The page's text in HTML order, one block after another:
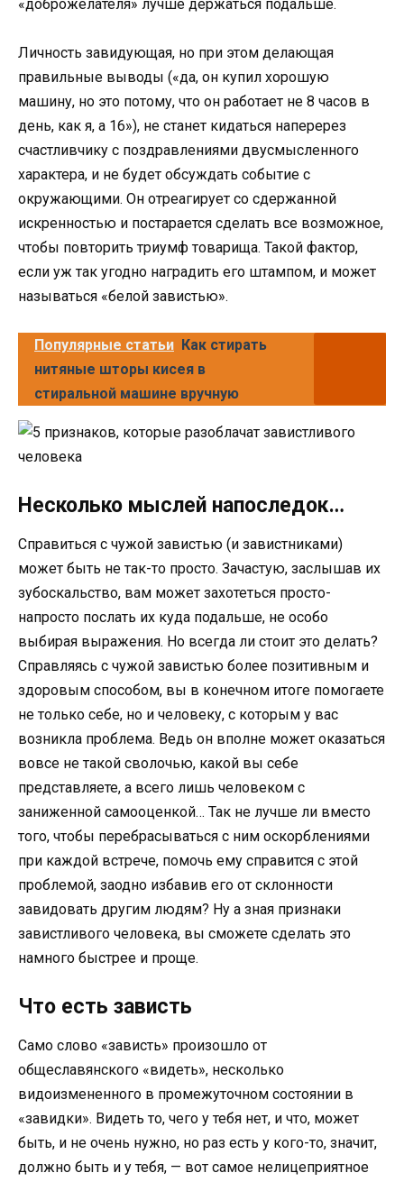
«доброжелателя» лучше держаться подальше.
Личность завидующая, но при этом делающая
правильные выводы («да, он купил хорошую
машину, но это потому, что он работает не 8 часов в
день, как я, а 16»), не станет кидаться наперерез
счастливчику с поздравлениями двусмысленного
характера, и не будет обсуждать событие с
окружающими. Он отреагирует со сдержанной
искренностью и постарается сделать все возможное,
чтобы повторить триумф товарища. Такой фактор,
если уж так угодно наградить его штампом, и может
называться «белой завистью».
Популярные статьи Как стирать
нитяные шторы кисея в
стиральной машине вручную
Несколько мыслей напоследок…
Справиться с чужой завистью (и завистниками)
может быть не так-то просто. Зачастую, заслышав их
зубоскальство, вам может захотеться просто-
напросто послать их куда подальше, не особо
выбирая выражения. Но всегда ли стоит это делать?
Справляясь с чужой завистью более позитивным и
здоровым способом, вы в конечном итоге помогаете
не только себе, но и человеку, с которым у вас
возникла проблема. Ведь он вполне может оказаться
вовсе не такой сволочью, какой вы себе
представляете, а всего лишь человеком с
заниженной самооценкой… Так не лучше ли вместо
того, чтобы перебрасываться с ним оскорблениями
при каждой встрече, помочь ему справится с этой
проблемой, заодно избавив его от склонности
завидовать другим людям? Ну а зная признаки
завистливого человека, вы сможете сделать это
намного быстрее и проще.
Что есть зависть
Само слово «зависть» произошло от
общеславянского «видеть», несколько
видоизмененного в промежуточном состоянии в
«завидки». Видеть то, чего у тебя нет, и что, может
быть, и не очень нужно, но раз есть у кого-то, значит,
должно быть и у тебя, — вот самое нелицеприятное